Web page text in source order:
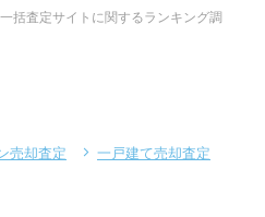
括査定サイトに関するランキング調
売却査定
一戸建て売却査定